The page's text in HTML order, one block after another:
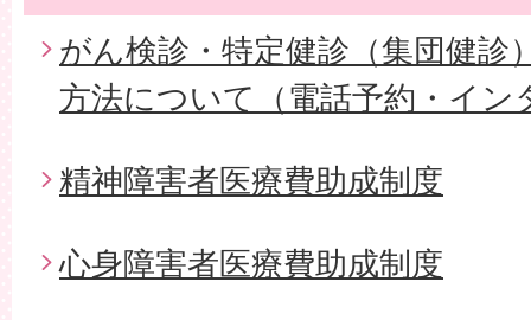
がん検診・特定健診（集団健診
方法について（電話予約・イン
精神障害者医療費助成制度
心身障害者医療費助成制度